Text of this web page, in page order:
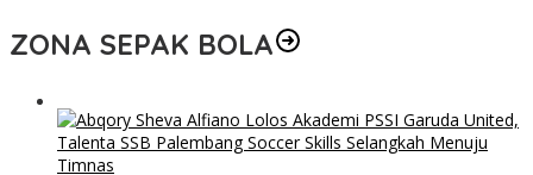
ZONA SEPAK BOLA